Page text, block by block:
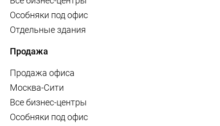
Особняки под офис
Отдельные здания
Продажа
Продажа офиса
Москва-Сити
Все бизнес-центры
Особняки под офис